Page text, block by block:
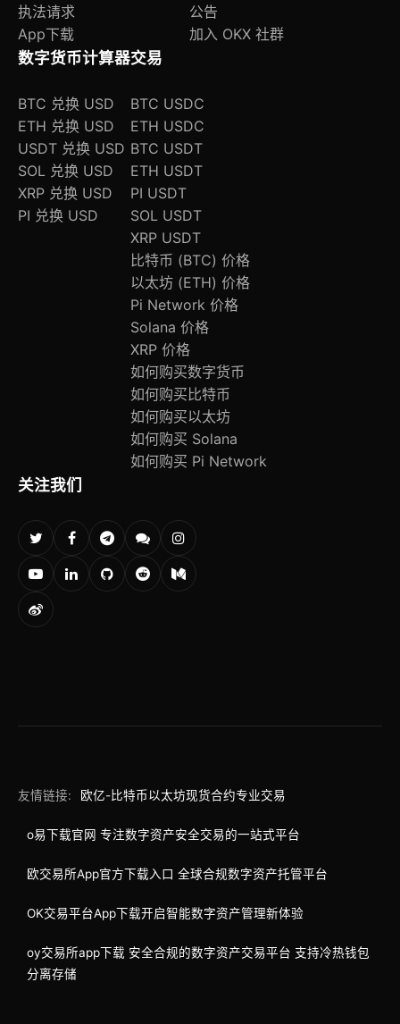
关注我们
执法请求
App下载
公告
加入 OKX 社群
数字货币计算器
BTC 兑换 USD
ETH 兑换 USD
USDT 兑换 USD
SOL 兑换 USD
XRP 兑换 USD
PI 兑换 USD
交易
BTC USDC
ETH USDC
BTC USDT
ETH USDT
PI USDT
SOL USDT
XRP USDT
比特币 (BTC) 价格
以太坊 (ETH) 价格
Pi Network 价格
Solana 价格
XRP 价格
如何购买数字货币
如何购买比特币
如何购买以太坊
如何购买 Solana
如何购买 Pi Network
友情链接: 欧亿-比特币以太坊现货合约专业交易
o易下载官网 专注数字资产安全交易的一站式平台
欧交易所App官方下载入口 全球合规数字资产托管平台
OK交易平台App下载开启智能数字资产管理新体验
oy交易所app下载 安全合规的数字资产交易平台 支持冷热钱包
分离存储